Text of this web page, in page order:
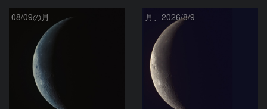
08/09の月 月、2026/8/9